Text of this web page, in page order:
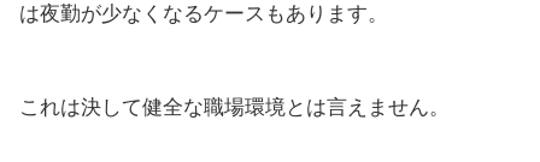
は夜勤が少なくなるケースもあります。
これは決して健全な職場環境とは言えません。